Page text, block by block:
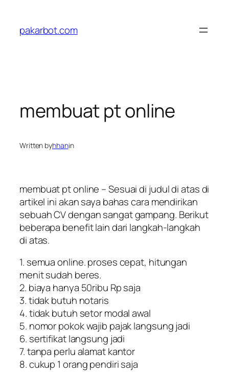
content
pakarbot.com
membuat pt online
Written byhhanin
membuat pt online – Sesuai di judul di atas di
artikel ini akan saya bahas cara mendirikan
sebuah CV dengan sangat gampang. Berikut
beberapa benefit lain dari langkah-langkah
di atas.
1. semua online. proses cepat, hitungan
menit sudah beres.
2. biaya hanya 50ribu Rp saja
3. tidak butuh notaris
4. tidak butuh setor modal awal
5. nomor pokok wajib pajak langsung jadi
6. sertifikat langsung jadi
7. tanpa perlu alamat kantor
8. cukup 1 orang pendiri saja